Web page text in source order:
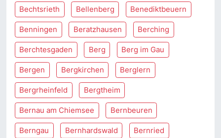
Bechtsrieth Bellenberg Benediktbeuern
Benningen Beratzhausen Berching
Berchtesgaden Berg Berg im Gau
Bergen Bergkirchen Berglern
Bergrheinfeld Bergtheim
Bernau am Chiemsee Bernbeuren
Berngau Bernhardswald Bernried